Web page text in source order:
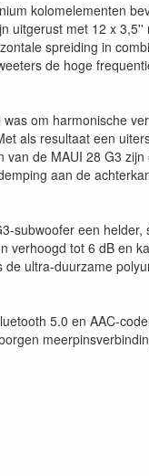
kolomelementen
uitgerust met 12 x
spreiding in
de hoge
om harmonische
als resultaat een
de MAUI 28 G3
aan de
subwoofer een
verhoogd tot 6 dB en
ultra-duurzame
5.0 en AAC-